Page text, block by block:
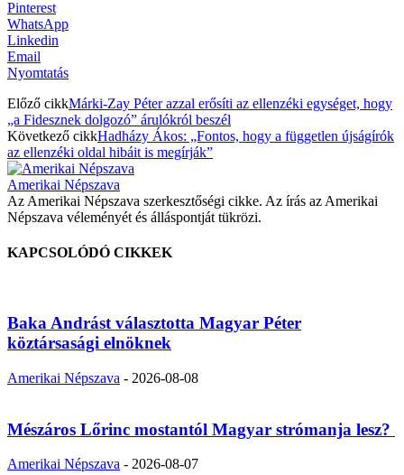
Pinterest
WhatsApp
Linkedin
Email
Nyomtatás
Előző cikkMárki-Zay Péter azzal erősíti az ellenzéki egységet, hogy
„a Fidesznek dolgozó” árulókról beszél
Következő cikkHadházy Ákos: „Fontos, hogy a független újságírók
az ellenzéki oldal hibáit is megírják”
Amerikai Népszava
Az Amerikai Népszava szerkesztőségi cikke. Az írás az Amerikai
Népszava véleményét és álláspontját tükrözi.
KAPCSOLÓDÓ CIKKEK
Baka Andrást választotta Magyar Péter
köztársasági elnöknek
Amerikai Népszava - 2026-08-08
Mészáros Lőrinc mostantól Magyar strómanja lesz?
Amerikai Népszava - 2026-08-07